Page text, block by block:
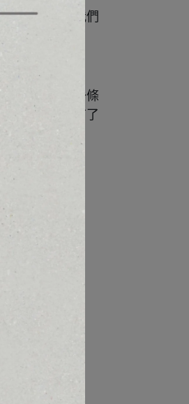
提示，為此我們
描繪插畫。
作者都對每一條
，讓我得以有了